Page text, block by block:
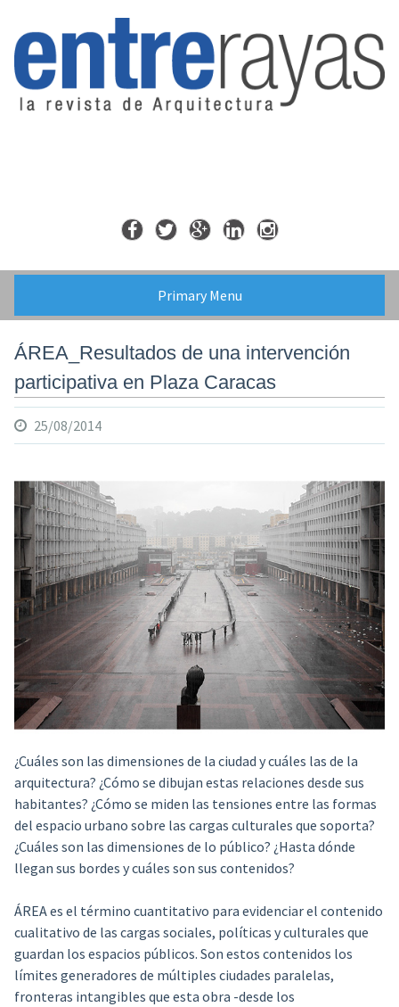
content
Primary Menu
ÁREA_Resultados de una intervención
participativa en Plaza Caracas
25/08/2014
¿Cuáles son las dimensiones de la ciudad y cuáles las de la
arquitectura? ¿Cómo se dibujan estas relaciones desde sus
habitantes? ¿Cómo se miden las tensiones entre las formas
del espacio urbano sobre las cargas culturales que soporta?
¿Cuáles son las dimensiones de lo público? ¿Hasta dónde
llegan sus bordes y cuáles son sus contenidos?
ÁREA es el término cuantitativo para evidenciar el contenido
cualitativo de las cargas sociales, políticas y culturales que
guardan los espacios públicos. Son estos contenidos los
límites generadores de múltiples ciudades paralelas,
fronteras intangibles que esta obra -desde los